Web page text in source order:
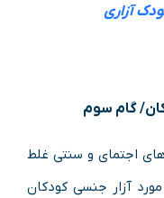
آزاری
گام سوم
اجتمای و سنتی غلط
آزار جنسی کودکان